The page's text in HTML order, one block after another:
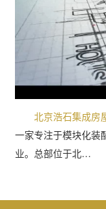
北京浩石集成房
一家专注于模块化装
业。总部位于北…